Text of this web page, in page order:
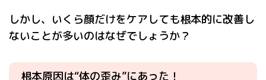
しかし、いくら顔だけをケアしても根本的に改善し
ないことが多いのはなぜでしょうか？
根本原因は“体の歪み”にあった！